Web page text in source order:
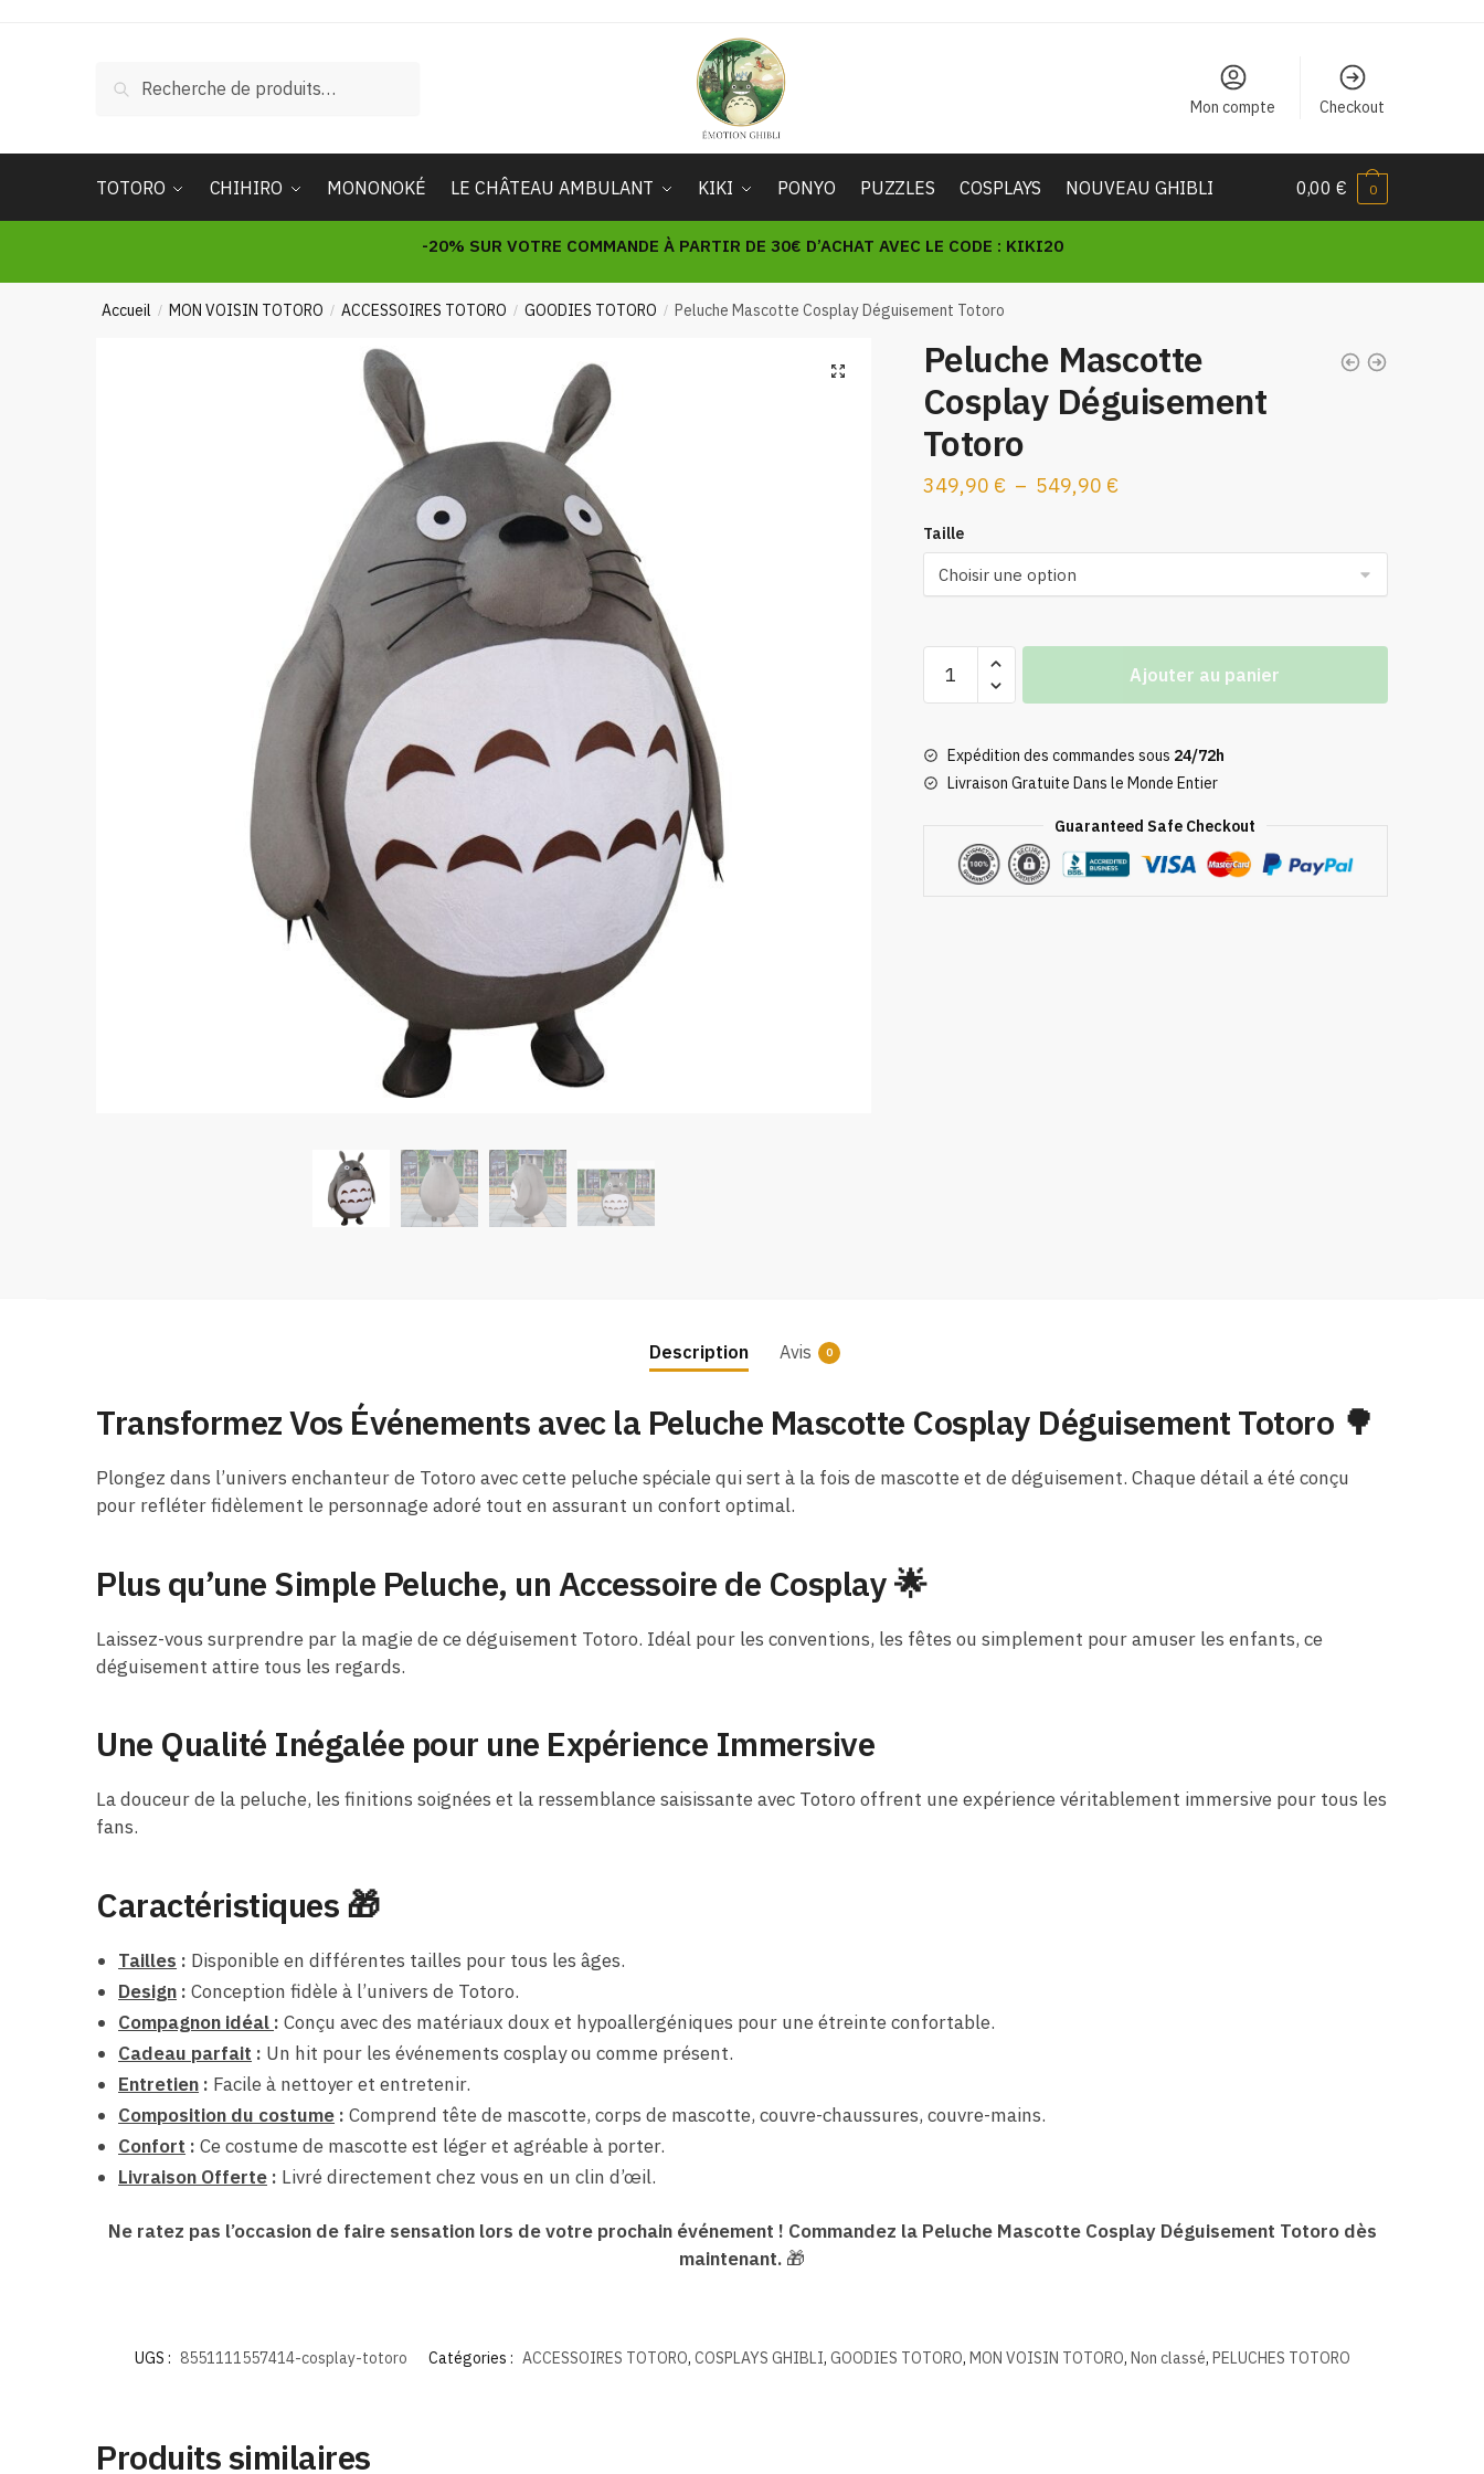
pour :
Recherche
Mon compte Checkout
TOTORO CHIHIRO MONONOKÉ LE CHÂTEAU AMBULANT KIKI PONYO PUZZLES COSPLAYS NOUVEAU GHIBLI 0,00€ 0
-20% SUR VOTRE COMMANDE À PARTIR DE 30€ D’ACHAT AVEC LE CODE : KIKI20
Accueil / MON VOISIN TOTORO / ACCESSOIRES TOTORO / GOODIES TOTORO / Peluche Mascotte Cosplay Déguisement Totoro
🔍
Peluche Mascotte
Cosplay Déguisement
Totoro
349,90 € – 549,90 €Plage
prix :
549,90 €
Taille
Cosplay
Déguisement
Ajouter au panier
Expédition des commandes sous 24/72h
Livraison Gratuite Dans le Monde Entier
Guaranteed Safe Checkout
Description Avis 0
Transformez Vos Événements avec la Peluche Mascotte Cosplay Déguisement Totoro 🌳
Plongez dans l’univers enchanteur de Totoro avec cette peluche spéciale qui sert à la fois de mascotte et de déguisement. Chaque détail a été conçu
pour refléter fidèlement le personnage adoré tout en assurant un confort optimal.
Plus qu’une Simple Peluche, un Accessoire de Cosplay 🌟
Laissez-vous surprendre par la magie de ce déguisement Totoro. Idéal pour les conventions, les fêtes ou simplement pour amuser les enfants, ce
déguisement attire tous les regards.
Une Qualité Inégalée pour une Expérience Immersive
La douceur de la peluche, les finitions soignées et la ressemblance saisissante avec Totoro offrent une expérience véritablement immersive pour tous les
fans.
Caractéristiques 🎁
Tailles : Disponible en différentes tailles pour tous les âges.
Design : Conception fidèle à l’univers de Totoro.
Compagnon idéal :Conçu avec des matériaux doux et hypoallergéniques pour une étreinte confortable.
Cadeau parfait : Un hit pour les événements cosplay ou comme présent.
Entretien : Facile à nettoyer et entretenir.
Composition du costume : Comprend tête de mascotte, corps de mascotte, couvre-chaussures, couvre-mains.
Confort : Ce costume de mascotte est léger et agréable à porter.
Livraison Offerte : Livré directement chez vous en un clin d’œil.
Ne ratez pas l’occasion de faire sensation lors de votre prochain événement ! Commandez la Peluche Mascotte Cosplay Déguisement Totoro dès
maintenant. 🎁
UGS : 8551111557414-cosplay-totoro Catégories : ACCESSOIRES TOTORO, COSPLAYS GHIBLI, GOODIES TOTORO, MON VOISIN TOTORO, Non classé, PELUCHES TOTORO
Produits similaires